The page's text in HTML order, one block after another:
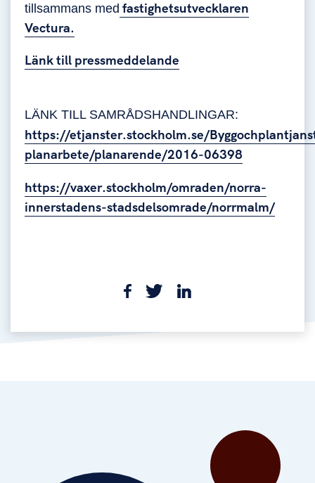
tillsammans med fastighetsutvecklaren
Vectura.
Länk till pressmeddelande
LÄNK TILL SAMRÅDSHANDLINGAR:
https://etjanster.stockholm.se/
planarbete/planarende/2016-06398
https://vaxer.stockholm/omraden/norra-
innerstadens-stadsdelsomrade/norrmalm/